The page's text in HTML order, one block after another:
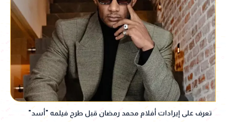
تعرف على إيرادات أفلام محمد رمضان قبل طرح فيلمه "أسد"